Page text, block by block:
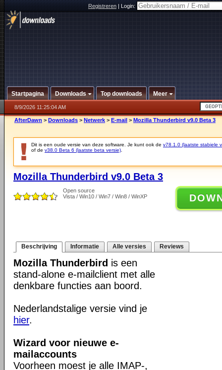
Registreren|Login:
Startpagina Downloads Top downloads Meer
8/9/2026 11:25:04 AM
AfterDawn > Downloads > Netwerk > E-mail > Mozilla Thunderbird v9.0 Beta 3
Dit is een oude versie van deze software. Je kunt ook de v78.1.0 (laatste stabiele
of de v38.0 Beta 6 (laatste beta versie)
Mozilla Thunderbird v9.0 Beta 3
Open source
Vista / Win10 / Win7 / Win8 / WinXP
Beschrijving Informatie Alle versies Reviews
Mozilla Thunderbird is een
stand-alone e-mailclient met alle
denkbare functies aan boord.
Nederlandstalige versie vind je
hier.
Wizard voor nieuwe e-
mailaccounts
Voorheen moest je alle IMAP-,